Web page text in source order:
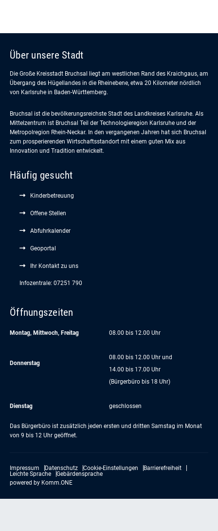
Über unsere Stadt
Die Große Kreisstadt Bruchsal liegt am westlichen Rand des Kraichgaus, am
Übergang des Hügellandes in die Rheinebene, etwa 20 Kilometer nördlich
von Karlsruhe in Baden-Württemberg.
Bruchsal ist die bevölkerungsreichste Stadt des Landkreises Karlsruhe. Als
Mittelzentrum ist Bruchsal Teil der Technologieregion Karlsruhe und der
Metropolregion Rhein-Neckar. In den vergangenen Jahren hat sich Bruchsal
zum prosperierenden Wirtschaftsstandort mit einem guten Mix aus
Innovation und Tradition entwickelt.
Häufig gesucht
Kinderbetreuung
Offene Stellen
Abfuhrkalender
Geoportal
Ihr Kontakt zu uns
Infozentrale: 07251 790
Öffnungszeiten
Montag, Mittwoch, Freitag 08.00 bis 12.00 Uhr
Donnerstag
08.00 bis 12.00 Uhr und
14.00 bis 17.00 Uhr
(Bürgerbüro bis 18 Uhr)
Dienstag geschlossen
Das Bürgerbüro ist zusätzlich jeden ersten und dritten Samstag im Monat
von 9 bis 12 Uhr geöffnet.
Impressum Datenschutz Cookie-Einstellungen
Barrierefreiheit
Leichte Sprache
Gebärdensprache
powered by Komm.ONE